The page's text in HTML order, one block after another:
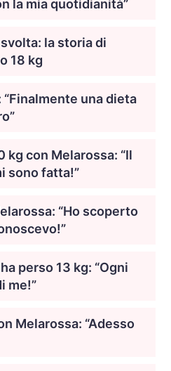
la mia quotidianità”
la storia di
18 kg
“Finalmente una dieta
kg con Melarossa: “Il
sono fatta!”
“Ho scoperto
perso 13 kg: “Ogni
me!”
Melarossa: “Adesso